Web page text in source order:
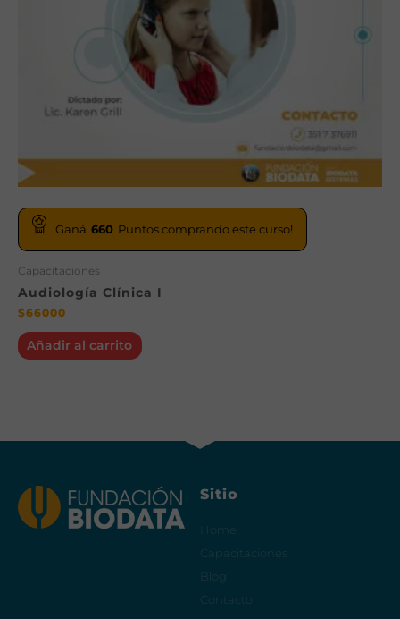
Ganá 660 Puntos comprando este curso!
Capacitaciones
Audiología Clínica I
$66000
Añadir al carrito
Sitio
Home
Capacitaciones
Blog
Contacto